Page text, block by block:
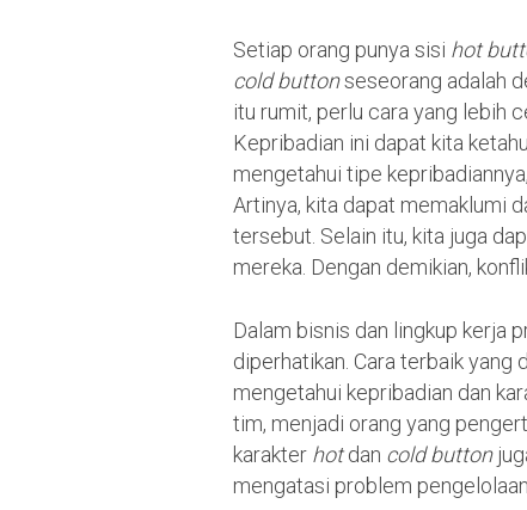
Setiap orang punya sisi hot
cold buttonseseorang adalah
itu rumit, perlu cara yang lebih
Kepribadian ini dapat kita
mengetahui tipe
Artinya, kita dapat memaklumi
tersebut. Selain itu, kita juga
mereka. Dengan demikian,
Dalam bisnis dan lingkup kerja
diperhatikan. Cara terbaik yang
mengetahui kepribadian dan
tim, menjadi orang yang
karakter hotdan cold button
mengatasi problem